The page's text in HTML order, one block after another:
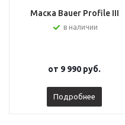
Маска Bauer Profile III
в наличии
от 9 990 руб.
Подробнее